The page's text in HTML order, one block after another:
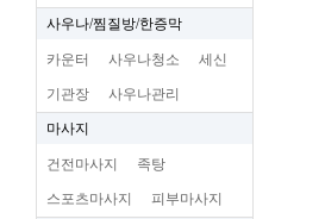
사우나/찜질방/한증막
카운터 사우나청소 세신
기관장 사우나관리
마사지
건전마사지 족탕
스포츠마사지 피부마사지